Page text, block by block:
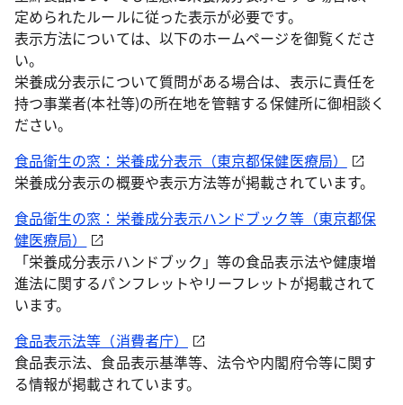
定められたルールに従った表示が必要です。
表示方法については、以下のホームページを御覧くださ
い。
栄養成分表示について質問がある場合は、表示に責任を
持つ事業者(本社等)の所在地を管轄する保健所に御相談く
ださい。
食品衛生の窓：栄養成分表示（東京都保健医療局）
栄養成分表示の概要や表示方法等が掲載されています。
食品衛生の窓：栄養成分表示ハンドブック等（東京都保
健医療局）
「栄養成分表示ハンドブック」等の食品表示法や健康増
進法に関するパンフレットやリーフレットが掲載されて
います。
食品表示法等（消費者庁）
食品表示法、食品表示基準等、法令や内閣府令等に関す
る情報が掲載されています。